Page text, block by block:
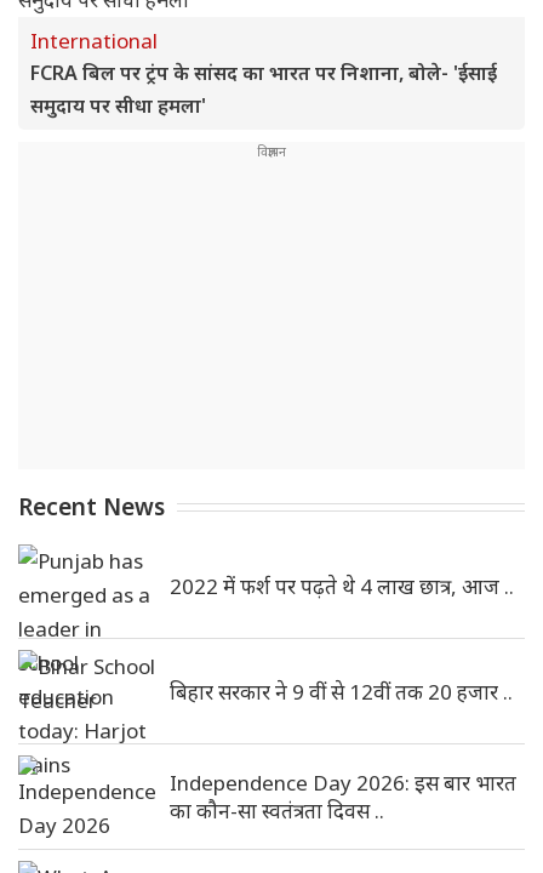
International
FCRA बिल पर ट्रंप के सांसद का भारत पर निशाना, बोले- 'ईसाई
समुदाय पर सीधा हमला'
Recent News
2022 में फर्श पर पढ़ते थे 4 लाख छात्र, आज ..
बिहार सरकार ने 9 वीं से 12वीं तक 20 हजार ..
Independence Day 2026: इस बार भारत
का कौन-सा स्वतंत्रता दिवस ..